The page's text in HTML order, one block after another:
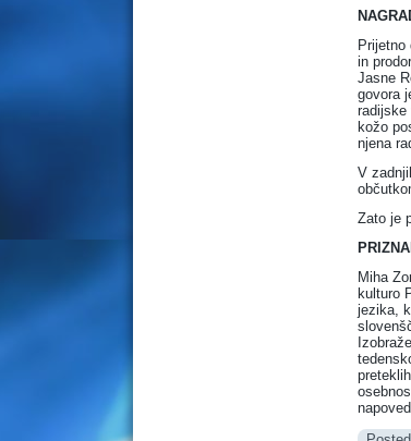
in
Jasne
govora
radijske
kožo
njena
V
Zato je
Miha
kulturo
jezika,